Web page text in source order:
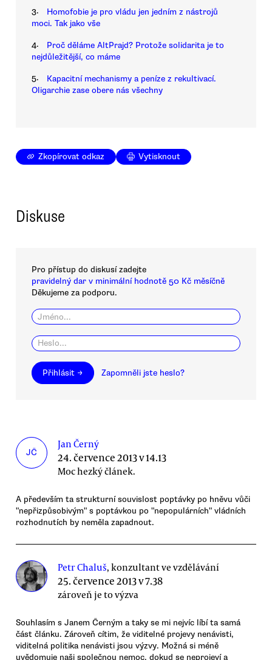
3.
Homofobie je pro vládu jen jedním z nástrojů
moci. Tak jako vše
4.
Proč děláme AltPrajd? Protože solidarita je to
nejdůležitější, co máme
5.
Kapacitní mechanismy a peníze z rekultivací.
Oligarchie zase obere nás všechny
Zkopírovat odkaz Vytisknout
Diskuse
Pro přístup do diskusí zadejte
pravidelný dar v minimální hodnotě 50 Kč měsíčně
Děkujeme za podporu.
Přihlásit → Zapomněli jste heslo?
JČ
Jan Černý
24. července 2013 v 14.13
Moc hezký článek.
A především ta strukturní souvislost poptávky po hněvu vůči
"nepřizpůsobivým" s poptávkou po "nepopulárních" vládních
rozhodnutích by neměla zapadnout.
Petr Chaluš, konzultant ve vzdělávání
25. července 2013 v 7.38
zároveň je to výzva
Souhlasím s Janem Černým a taky se mi nejvíc líbí ta samá
část článku. Zároveň cítim, že viditelné projevy nenávisti,
viditelná politika nenávisti jsou výzvy. Možná si méně
uvědomuje naši společnou nemoc, dokud se neprojeví a